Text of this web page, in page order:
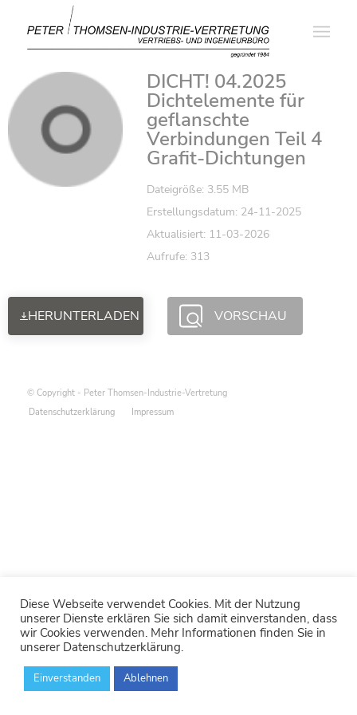
DICHT! 04.2025
Dichtelemente für
geflanschte
Verbindungen Teil 4
Grafit-Dichtungen
Dateigröße: 3.55 MB
Erstellungsdatum: 24-11-2025
Aktualisiert: 11-03-2026
Aufrufe: 313
HERUNTERLADEN VORSCHAU
© Copyright - Peter Thomsen-Industrie-Vertretung
Datenschutzerklärung
Impressum
Diese Webseite verwendet Cookies. Mit der Nutzung
unserer Dienste erklären Sie sich damit einverstanden, dass
wir Cookies verwenden. Mehr Informationen finden Sie in
unserer Datenschutzerklärung.
Einverstanden Ablehnen